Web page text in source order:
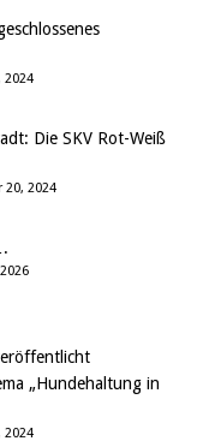
2024
Die SKV Rot-Weiß
2024
„Hundehaltung in
2024